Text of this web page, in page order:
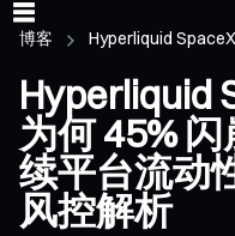
博客 Hyperliquid
Hyperliquid
为何 45%
续平台流动
风控解析